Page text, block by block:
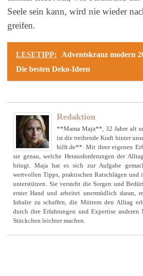
Seele sein kann, wird nie wieder
greifen.
LESETIPP:
Adventskranz modern
Die besten Deko-Ideen
Redaktion
**Mama Maja**, 32 Jahre alt
ist die treibende Kraft hinter
hilft.de**. Mit ihrer eigenen
sie genau, welche Herausforderungen der
bringt. Maja hat es sich zur Aufgabe
wertvollen Tipps, praktischen Ratschlägen und
unterstützen. Sie versteht die Sorgen und
erster Hand und arbeitet unermüdlich daran,
Inhalte zu schaffen, die Müttern den Alltag
durch ihre Erfahrungen und Expertise anderen
Stückchen leichter machen.